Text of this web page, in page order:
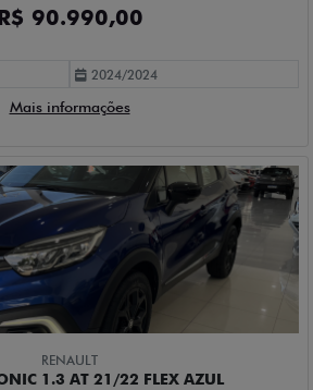
90.990,00
2024/2024
Mais informações
RENAULT
1.3 AT 21/22 FLEX AZUL